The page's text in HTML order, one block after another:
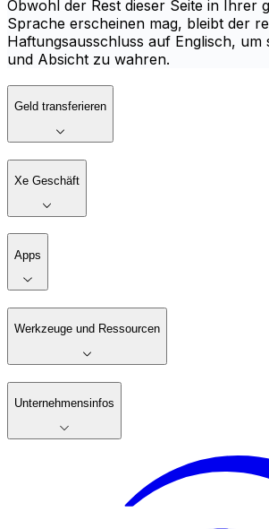
Obwohl der Rest dieser Seite in Ihrer
Sprache erscheinen mag, bleibt der
Haftungsausschluss auf Englisch, um
und Absicht zu wahren.
Geld transferieren
Xe Geschäft
Apps
Werkzeuge und Ressourcen
Unternehmensinfos